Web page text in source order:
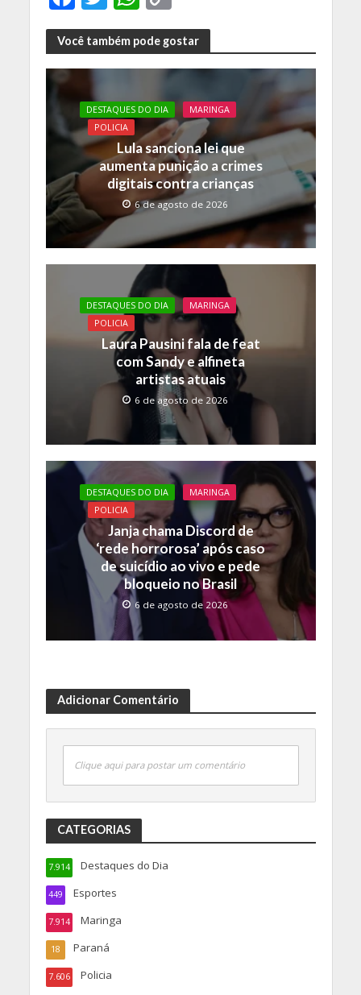
ac
e
b
o
o
k
w
itt
er
h
at
s
A
p
p
o
p
y
Li
n
k
Você também pode gostar
DESTAQUES DO DIA
MARINGA
POLICIA
Lula sanciona lei que
aumenta punição a crimes
digitais contra crianças
6 de agosto de 2026
DESTAQUES DO DIA
MARINGA
POLICIA
Laura Pausini fala de feat
com Sandy e alfineta
artistas atuais
6 de agosto de 2026
DESTAQUES DO DIA
MARINGA
POLICIA
Janja chama Discord de
‘rede horrorosa’ após caso
de suicídio ao vivo e pede
bloqueio no Brasil
6 de agosto de 2026
Adicionar Comentário
Clique aqui para postar um comentário
CATEGORIAS
Destaques do Dia
7.914
Esportes
449
Maringa
7.914
Paraná
18
Policia
7.606